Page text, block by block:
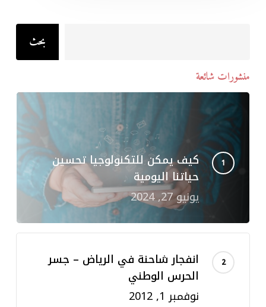
بحث
منشورات شائعة
كيف يمكن للتكنولوجيا تحسين
حياتنا اليومية
يونيو 27, 2024
انفجار شاحنة في الرياض – جسر
الحرس الوطني
نوفمبر 1, 2012